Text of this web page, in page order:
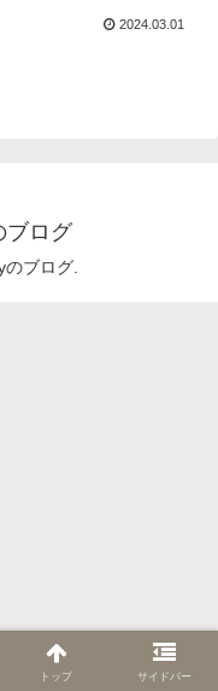
2024.03.01
ブログ
ブログ.
トップ サイドバー